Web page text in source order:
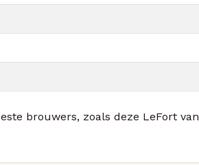
brouwers, zoals deze LeFort van